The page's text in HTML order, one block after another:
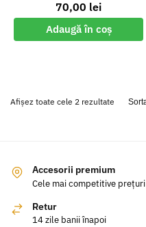
70,00 lei
Adaugă în coș
Afișez toate cele 2 rezultate
Accesorii premium
Cele mai competitive prețuri
Retur
14 zile banii înapoi